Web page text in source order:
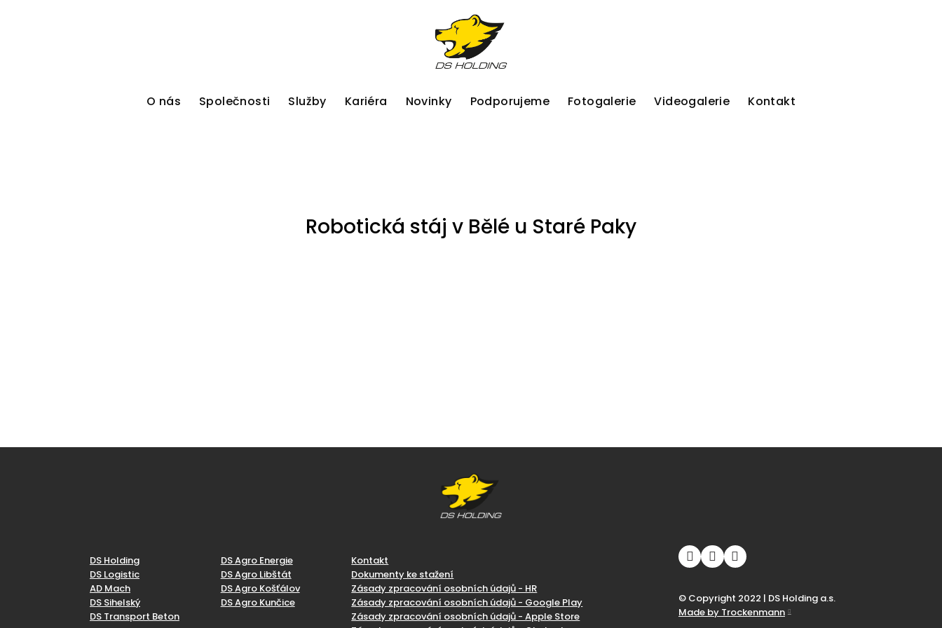
O nás Společnosti Služby Kariéra Novinky Podporujeme Fotogalerie Videogalerie Kontakt
Robotická stáj v Bělé u Staré Paky
DS Holding
DS Logistic
AD Mach
DS Sihelský
DS Transport Beton
DS Agro Energie
DS Agro Libštát
DS Agro Košťálov
DS Agro Kunčice
Kontakt
Dokumenty ke stažení
Zásady zpracování osobních údajů - HR
Zásady zpracování osobních údajů - Google Play
Zásady zpracování osobních údajů - Apple Store
© Copyright 2022 | DS Holding a.s.
Made by Trockenmann